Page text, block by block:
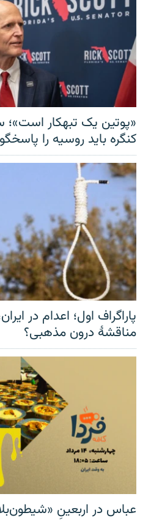
«پوتین یک تبهکار است»؛
کنگره باید روسیه را
پاراگراف اول؛ اعدام در
مناقشهٔ درون مذهبی؟
عباس در اربعینِ